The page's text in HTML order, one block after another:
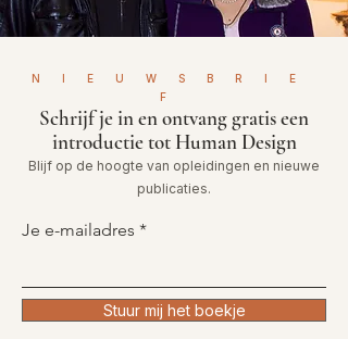
NIEUWSBRIE
F
Schrijf je in en ontvang gratis een
introductie tot Human Design
Blijf op de hoogte van opleidingen en nieuwe
publicaties.
Je e-mailadres
Stuur mij het boekje